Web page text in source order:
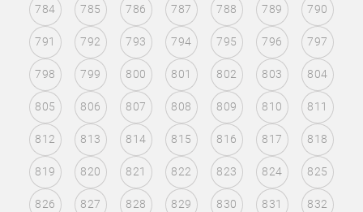
784 785 786 787 788 789 790
791 792 793 794 795 796 797
798 799 800 801 802 803 804
805 806 807 808 809 810 811
812 813 814 815 816 817 818
819 820 821 822 823 824 825
826 827 828 829 830 831 832